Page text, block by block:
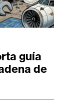
guía
de